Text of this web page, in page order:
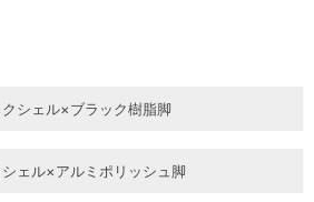
シェル×ブラック樹脂脚
ェル×アルミポリッシュ脚